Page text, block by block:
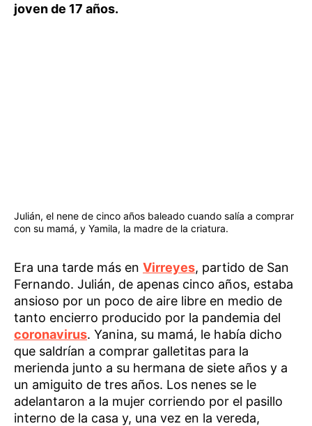
joven de 17 años.
Julián, el nene de cinco años baleado cuando salía a comprar
con su mamá, y Yamila, la madre de la criatura.
Era una tarde más en Virreyes, partido de San
Fernando. Julián, de apenas cinco años, estaba
ansioso por un poco de aire libre en medio de
tanto encierro producido por la pandemia del
coronavirus. Yanina, su mamá, le había dicho
que saldrían a comprar galletitas para la
merienda junto a su hermana de siete años y a
un amiguito de tres años. Los nenes se le
adelantaron a la mujer corriendo por el pasillo
interno de la casa y, una vez en la vereda,